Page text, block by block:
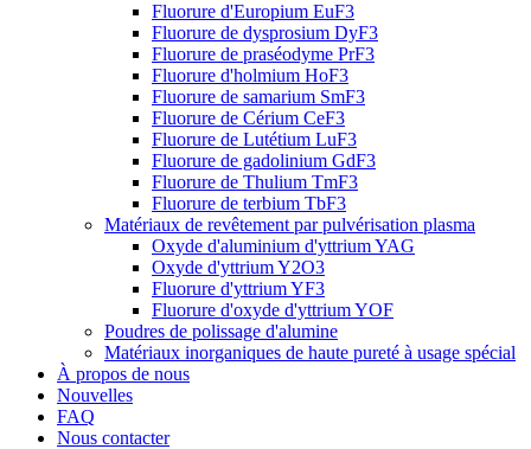
Fluorure d'Europium EuF3
Fluorure de dysprosium DyF3
Fluorure de praséodyme PrF3
Fluorure d'holmium HoF3
Fluorure de samarium SmF3
Fluorure de Cérium CeF3
Fluorure de Lutétium LuF3
Fluorure de gadolinium GdF3
Fluorure de Thulium TmF3
Fluorure de terbium TbF3
Matériaux de revêtement par pulvérisation plasma
Oxyde d'aluminium d'yttrium YAG
Oxyde d'yttrium Y2O3
Fluorure d'yttrium YF3
Fluorure d'oxyde d'yttrium YOF
Poudres de polissage d'alumine
Matériaux inorganiques de haute pureté à usage spécial
À propos de nous
Nouvelles
FAQ
Nous contacter